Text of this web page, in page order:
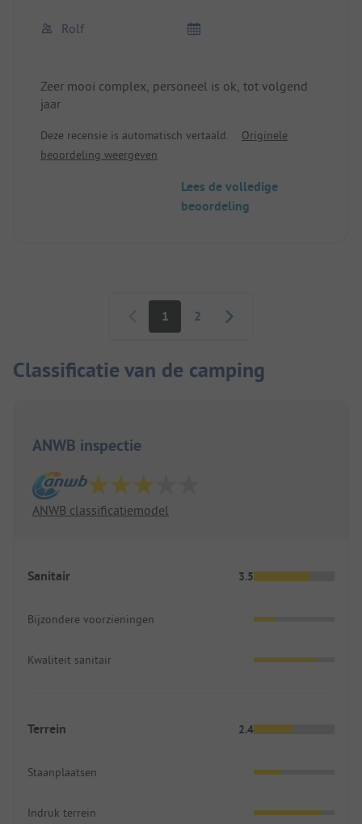
Rolf
Zeer mooi complex, personeel is ok, tot volgend
jaar
Deze recensie is automatisch vertaald.
Originele
beoordeling weergeven
Lees de volledige
beoordeling
1 2
Classificatie van de camping
ANWB inspectie
ANWB classificatiemodel
Sanitair 3.5
Bijzondere voorzieningen
Kwaliteit sanitair
Terrein 2.4
Staanplaatsen
Indruk terrein